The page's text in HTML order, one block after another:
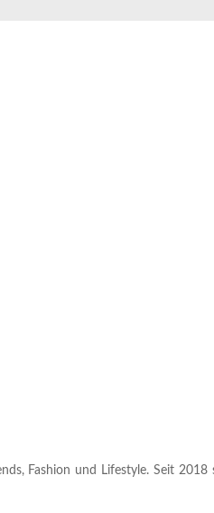
Fashion und Lifestyle. Seit 2018